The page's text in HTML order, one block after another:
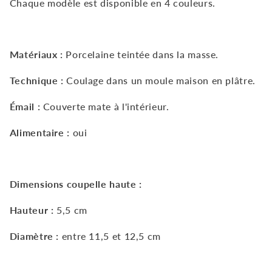
Chaque modèle est disponible en 4 couleurs.
Matériaux : Porcelaine teintée dans la masse.
Technique : Coulage dans un moule maison en plâtre.
Émail : Couverte mate à l'intérieur.
Alimentaire : oui
Dimensions coupelle haute :
Hauteur : 5,5 cm
Diamètre : entre 11,5 et 12,5 cm